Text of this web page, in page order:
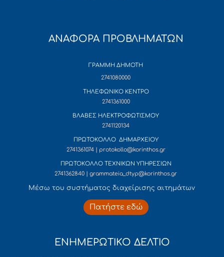
ΑΝΑΦΟΡΑ ΠΡΟΒΛΗΜΑΤΩΝ
ΓΡΑΜΜΗ ΔΗΜΟΤΗ
2741080000
ΤΗΛΕΦΩΝΙΚΟ ΚΕΝΤΡΟ
2741361000
ΒΛΑΒΕΣ ΗΛΕΚΤΡΟΦΩΤΙΣΜΟΥ
2741120134
ΠΡΩΤΟΚΟΛΛΟ ΔΗΜΑΡΧΕΙΟΥ
2741361074 | protokollo@korinthos.gr
ΠΡΩΤΟΚΟΛΛΟ ΤΕΧΝΙΚΩΝ ΥΠΗΡΕΣΙΩΝ
2741362840 | grammateia_dtyp@korinthos.gr
Mέσω του συστήματος διαχείρισης αιτημάτων
Πατήστε εδώ
ΕΝΗΜΕΡΩΤΙΚΟ ΔΕΛΤΙΟ